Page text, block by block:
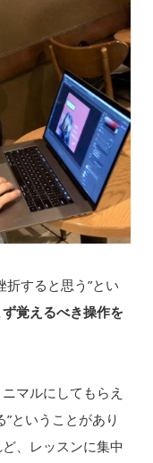
折すると思う”とい
覚えるべき操作を
マルにしてもらえ
ということがあり
、レッスンに集中